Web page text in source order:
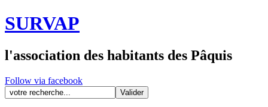
SURVAP
l'association des habitants des Pâquis
Follow via facebook